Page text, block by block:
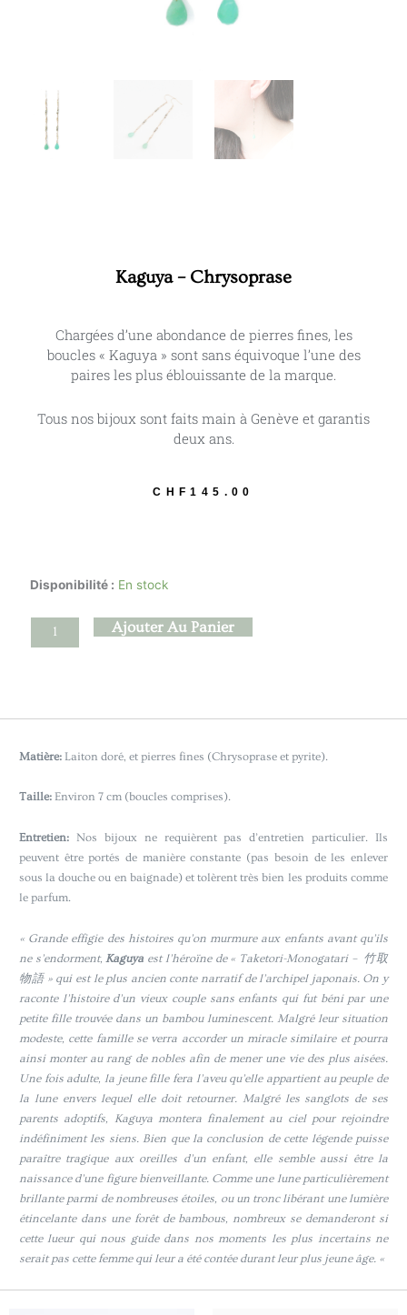
Kaguya – Chrysoprase
Chargées d’une abondance de pierres fines, les
boucles « Kaguya » sont sans équivoque l’une des
paires les plus éblouissante de la marque.
Tous nos bijoux sont faits main à Genève et garantis
deux ans.
CHF145.00
Disponibilité : En stock
quantité
Kaguya
Ajouter Au Panier
Matière: Laiton doré, et pierres fines (Chrysoprase et pyrite).
Taille: Environ 7 cm (boucles comprises).
Entretien: Nos bijoux ne requièrent pas d’entretien particulier. Ils
peuvent être portés de manière constante (pas besoin de les enlever
sous la douche ou en baignade) et tolèrent très bien les produits comme
le parfum.
« Grande effigie des histoires qu’on murmure aux enfants avant qu’ils
ne s’endorment,Kaguya est l’héroïne de « Taketori-Monogatari – 竹取
物語 » qui est le plus ancien conte narratif de l’archipel japonais. On y
raconte l’histoire d’un vieux couple sans enfants qui fut béni par une
petite fille trouvée dans un bambou luminescent. Malgré leur situation
modeste, cette famille se verra accorder un miracle similaire et pourra
ainsi monter au rang de nobles afin de mener une vie des plus aisées.
Une fois adulte, la jeune fille fera l’aveu qu’elle appartient au peuple de
la lune envers lequel elle doit retourner. Malgré les sanglots de ses
parents adoptifs, Kaguya montera finalement au ciel pour rejoindre
indéfiniment les siens. Bien que la conclusion de cette légende puisse
paraître tragique aux oreilles d’un enfant, elle semble aussi être la
naissance d’une figure bienveillante. Comme une lune particulièrement
brillante parmi de nombreuses étoiles, ou un tronc libérant une lumière
étincelante dans une forêt de bambous, nombreux se demanderont si
cette lueur qui nous guide dans nos moments les plus incertains ne
serait pas cette femme qui leur a été contée durant leur plus jeune âge. «